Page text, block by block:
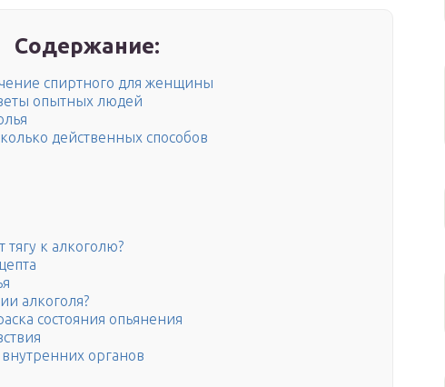
Содержание:
спиртного для женщины
опытных людей
действенных способов
тягу к алкоголю?
алкоголя?
состояния опьянения
органов